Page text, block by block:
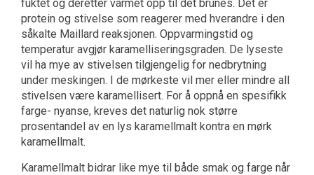
fuktet og deretter varmet opp til det brunes. Det er
protein og stivelse som reagerer med hverandre i den
såkalte Maillard reaksjonen. Oppvarmingstid og
temperatur avgjør karamelliseringsgraden. De lyseste
vil ha mye av stivelsen tilgjengelig for nedbrytning
under meskingen. I de mørkeste vil mer eller mindre all
stivelsen være karamellisert. For å oppnå en spesifikk
farge- nyanse, kreves det naturlig nok større
prosentandel av en lys karamellmalt kontra en mørk
karamellmalt.
Karamellmalt bidrar like mye til både smak og farge når